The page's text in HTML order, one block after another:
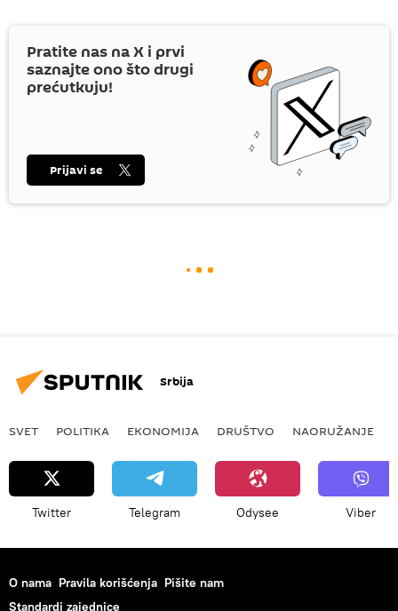
Pratite nas naX i prvi
saznajte ono što drugi
prećutkuju!
Prijavi se
Srbija
SVET POLITIKA EKONOMIJA DRUŠTVO NAORUŽANJE
Twitter Telegram Odysee Viber
O nama Pravila korišćenja Pišite nam
Standardi zajednice